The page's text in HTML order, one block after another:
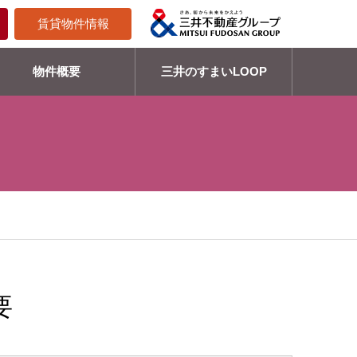
賃貸物件情報
物件概要 三井のすまいLOOP